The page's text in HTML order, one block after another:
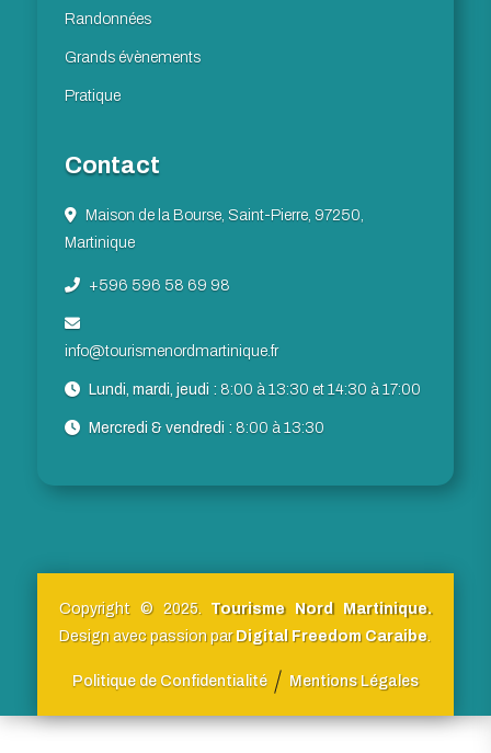
Randonnées
Grands évènements
Pratique
Contact
Maison de la Bourse, Saint-Pierre, 97250,
Martinique
+596 596 58 69 98
info@tourismenordmartinique.fr
Lundi, mardi, jeudi : 8:00 à 13:30 et 14:30 à 17:00
Mercredi & vendredi : 8:00 à 13:30
Copyright © 2025. Tourisme Nord Martinique.
Design avec passion par Digital Freedom Caraibe.
Politique de Confidentialité Mentions Légales